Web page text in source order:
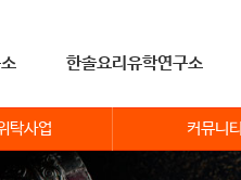
한솔요리유학연구소
탁사업 커뮤니티